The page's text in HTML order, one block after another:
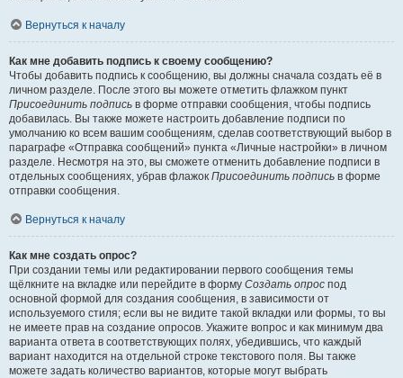
Вернуться к началу
Как мне добавить подпись к своему сообщению?
Чтобы добавить подпись к сообщению, вы должны сначала создать её в
личном разделе. После этого вы можете отметить флажком пункт
Присоединить подпись в форме отправки сообщения, чтобы подпись
добавилась. Вы также можете настроить добавление подписи по
умолчанию ко всем вашим сообщениям, сделав соответствующий выбор в
параграфе «Отправка сообщений» пункта «Личные настройки» в личном
разделе. Несмотря на это, вы сможете отменить добавление подписи в
отдельных сообщениях, убрав флажок Присоединить подпись в форме
отправки сообщения.
Вернуться к началу
Как мне создать опрос?
При создании темы или редактировании первого сообщения темы
щёлкните на вкладке или перейдите в форму Создать опрос под
основной формой для создания сообщения, в зависимости от
используемого стиля; если вы не видите такой вкладки или формы, то вы
не имеете прав на создание опросов. Укажите вопрос и как минимум два
варианта ответа в соответствующих полях, убедившись, что каждый
вариант находится на отдельной строке текстового поля. Вы также
можете задать количество вариантов, которые могут выбрать